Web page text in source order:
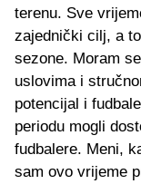
terenu. Sve
zajednički cilj, a
sezone. Moram
uslovima i
potencijal i
periodu mogli
fudbalere. Meni,
sam ovo vrijeme